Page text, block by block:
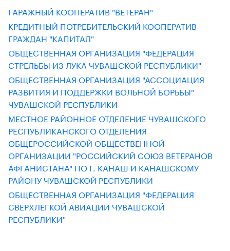
ГАРАЖНЫЙ КООПЕРАТИВ "ВЕТЕРАН"
КРЕДИТНЫЙ ПОТРЕБИТЕЛЬСКИЙ КООПЕРАТИВ
ГРАЖДАН "КАПИТАЛ"
ОБЩЕСТВЕННАЯ ОРГАНИЗАЦИЯ "ФЕДЕРАЦИЯ
СТРЕЛЬБЫ ИЗ ЛУКА ЧУВАШСКОЙ РЕСПУБЛИКИ"
ОБЩЕСТВЕННАЯ ОРГАНИЗАЦИЯ "АССОЦИАЦИЯ
РАЗВИТИЯ И ПОДДЕРЖКИ ВОЛЬНОЙ БОРЬБЫ"
ЧУВАШСКОЙ РЕСПУБЛИКИ
МЕСТНОЕ РАЙОННОЕ ОТДЕЛЕНИЕ ЧУВАШСКОГО
РЕСПУБЛИКАНСКОГО ОТДЕЛЕНИЯ
ОБЩЕРОССИЙСКОЙ ОБЩЕСТВЕННОЙ
ОРГАНИЗАЦИИ "РОССИЙСКИЙ СОЮЗ ВЕТЕРАНОВ
АФГАНИСТАНА" ПО Г. КАНАШ И КАНАШСКОМУ
РАЙОНУ ЧУВАШСКОЙ РЕСПУБЛИКИ
ОБЩЕСТВЕННАЯ ОРГАНИЗАЦИЯ "ФЕДЕРАЦИЯ
СВЕРХЛЕГКОЙ АВИАЦИИ ЧУВАШСКОЙ
РЕСПУБЛИКИ"